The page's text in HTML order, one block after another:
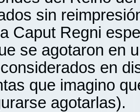
sin
Caput Regni
se agotaron en
en
que imagino
agotarlas).